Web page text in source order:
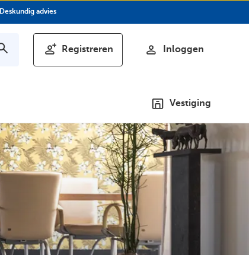
Deskundig advies
Registreren Inloggen
Vestiging